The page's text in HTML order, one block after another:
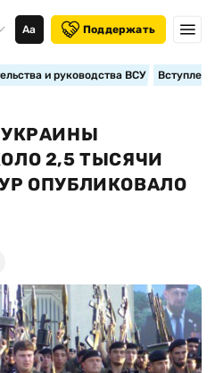
Аа Поддержать
и руководства ВСУ
УКРАИНЫ
2,5 ТЫСЯЧИ
ОПУБЛИКОВАЛО